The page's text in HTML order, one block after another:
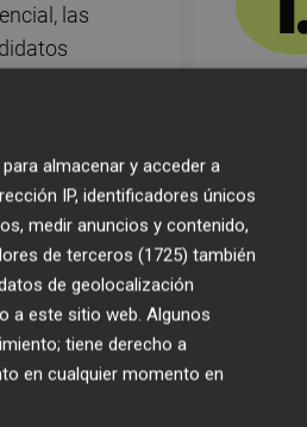
Últimas
1Oysho
Nespresso
2 Una batea
daños en un
puerto de
El Ibex 35
las
de los votos
de Alicante
apoyos e
para
almacenar y acceder a
IP, identificadores únicos
medir anuncios y contenido,
de terceros (1725) también
de geolocalización
a este sitio web. Algunos
tiene derecho a
en cualquier momento en